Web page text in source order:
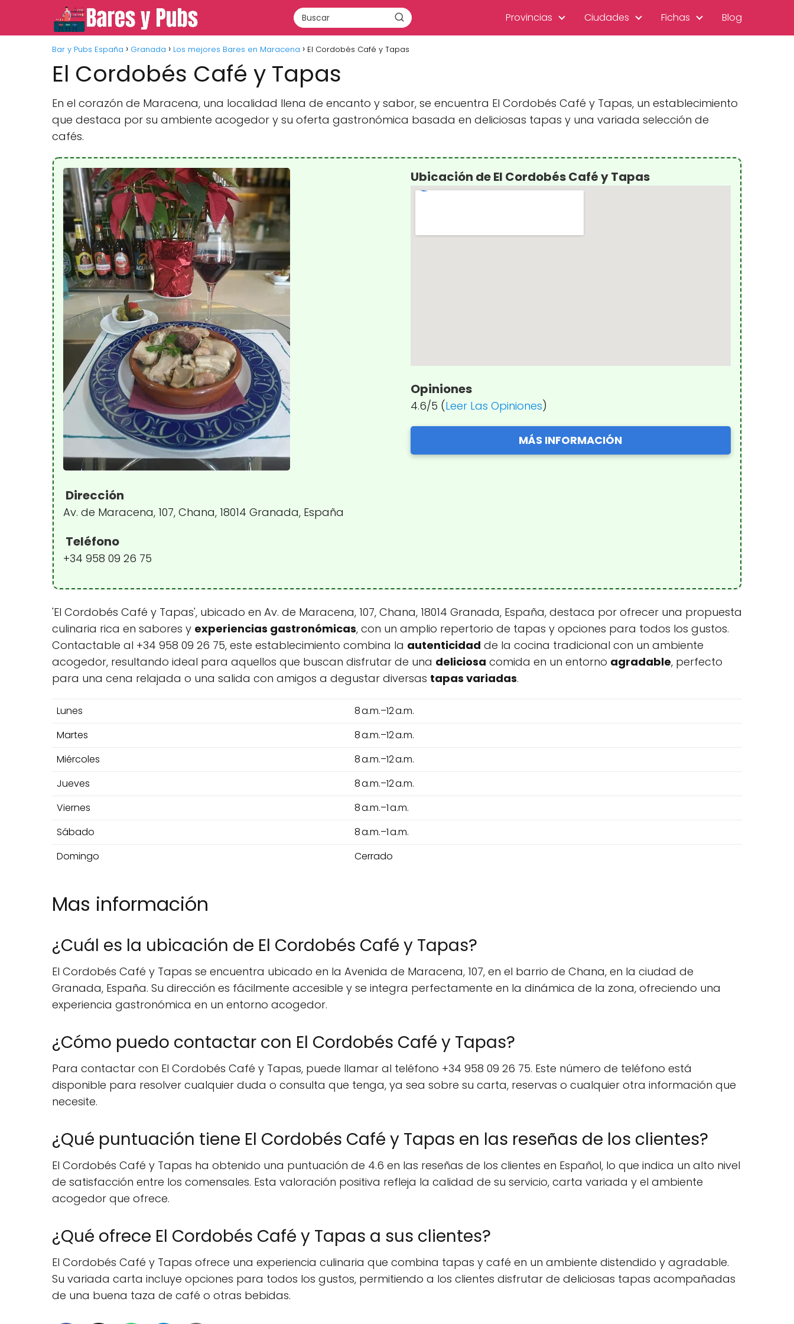
Provincias Ciudades Fichas Blog
Bar y Pubs España Granada Los mejores Bares en Maracena El Cordobés Café y Tapas
El Cordobés Café y Tapas
En el corazón de Maracena, una localidad llena de encanto y sabor, se encuentra El Cordobés Café y Tapas, un establecimiento
que destaca por su ambiente acogedor y su oferta gastronómica basada en deliciosas tapas y una variada selección de
cafés.
Dirección
Av. de Maracena, 107, Chana, 18014 Granada, España
Teléfono
+34 958 09 26 75
Ubicación de El Cordobés Café y Tapas
Opiniones
4.6/5 (Leer Las Opiniones)
MÁS INFORMACIÓN
'El Cordobés Café y Tapas', ubicado en Av. de Maracena, 107, Chana, 18014 Granada, España, destaca por ofrecer una propuesta
culinaria rica en sabores y experiencias gastronómicas, con un amplio repertorio de tapas y opciones para todos los gustos.
Contactable al +34 958 09 26 75, este establecimiento combina la autenticidad de la cocina tradicional con un ambiente
acogedor, resultando ideal para aquellos que buscan disfrutar de una deliciosa comida en un entorno agradable, perfecto
para una cena relajada o una salida con amigos a degustar diversas tapas variadas.
Lunes
8 a.m.–12 a.m.
Martes
8 a.m.–12 a.m.
Miércoles
8 a.m.–12 a.m.
Jueves
8 a.m.–12 a.m.
Viernes
8 a.m.–1 a.m.
Sábado
8 a.m.–1 a.m.
Domingo
Cerrado
Mas información
¿Cuál es la ubicación de El Cordobés Café y Tapas?
El Cordobés Café y Tapas se encuentra ubicado en la Avenida de Maracena, 107, en el barrio de Chana, en la ciudad de
Granada, España. Su dirección es fácilmente accesible y se integra perfectamente en la dinámica de la zona, ofreciendo una
experiencia gastronómica en un entorno acogedor.
¿Cómo puedo contactar con El Cordobés Café y Tapas?
Para contactar con El Cordobés Café y Tapas, puede llamar al teléfono +34 958 09 26 75. Este número de teléfono está
disponible para resolver cualquier duda o consulta que tenga, ya sea sobre su carta, reservas o cualquier otra información que
necesite.
¿Qué puntuación tiene El Cordobés Café y Tapas en las reseñas de los clientes?
El Cordobés Café y Tapas ha obtenido una puntuación de 4.6 en las reseñas de los clientes en Español, lo que indica un alto nivel
de satisfacción entre los comensales. Esta valoración positiva refleja la calidad de su servicio, carta variada y el ambiente
acogedor que ofrece.
¿Qué ofrece El Cordobés Café y Tapas a sus clientes?
El Cordobés Café y Tapas ofrece una experiencia culinaria que combina tapas y café en un ambiente distendido y agradable.
Su variada carta incluye opciones para todos los gustos, permitiendo a los clientes disfrutar de deliciosas tapas acompañadas
de una buena taza de café o otras bebidas.